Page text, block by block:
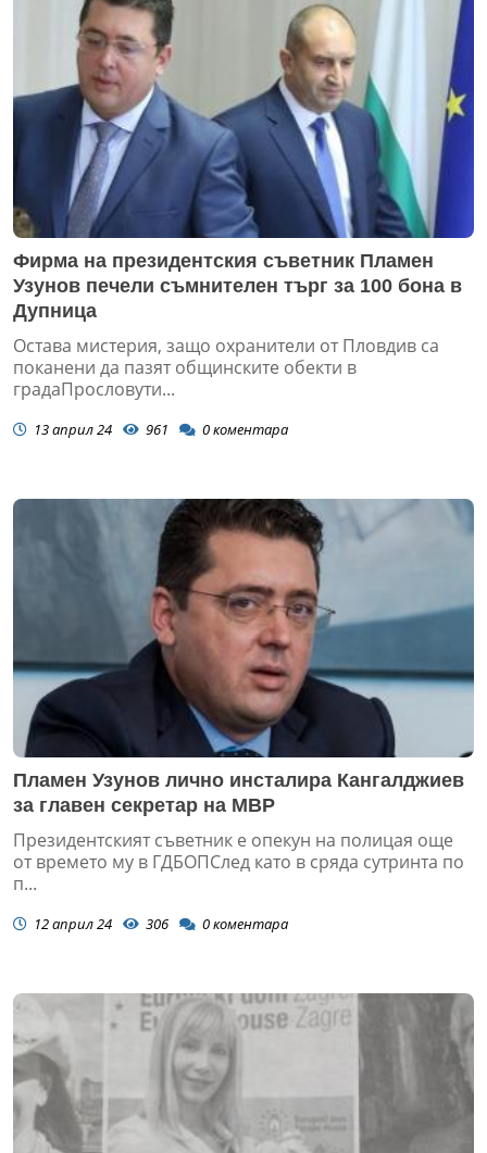
Фирма на президентския съветник Пламен
Узунов печели съмнителен търг за 100 бона в
Дупница
Остава мистерия, защо охранители от Пловдив са
поканени да пазят общинските обекти в
градаПрословути...
13 април 24 961 0коментара
Пламен Узунов лично инсталира Кангалджиев
за главен секретар на МВР
Президентският съветник е опекун на полицая още
от времето му в ГДБОПСлед като в сряда сутринта по
п...
12 април 24 306 0коментара